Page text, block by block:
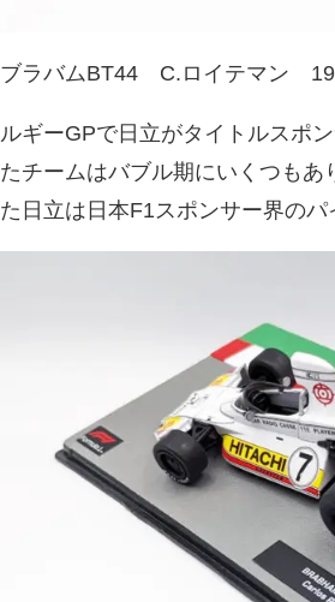
ラバムBT44 C.ロイテマン
ギーGPで日立がタイトルスポ
チームはバブル期にいくつも
日立は日本F1スポンサー界のパ